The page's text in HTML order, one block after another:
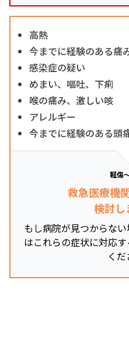
高熱
今までに経験のある痛
感染症の疑い
めまい、嘔吐、下痢
喉の痛み、激しい咳
アレルギー
今までに経験のある頭
軽傷
救急医療機
検討し
もし病院が見つからな
はこれらの症状に対応
くだ